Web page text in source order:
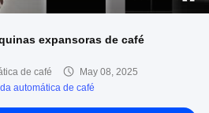
expansoras de café
de café
May 08, 2025
automática de café